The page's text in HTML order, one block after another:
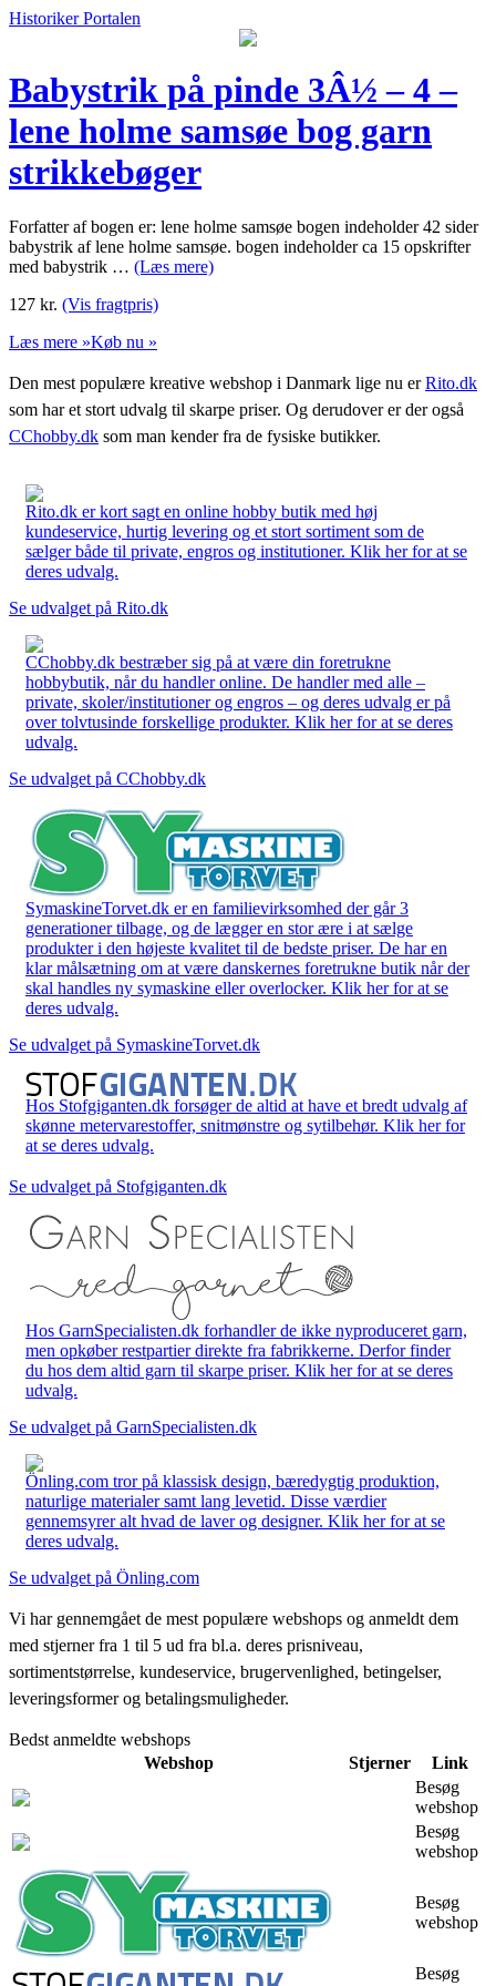
Historiker Portalen
Babystrik på pinde 3Â½ – 4 –
lene holme samsøe bog garn
strikkebøger
Forfatter af bogen er: lene holme samsøe bogen indeholder 42 sider
babystrik af lene holme samsøe. bogen indeholder ca 15 opskrifter
med babystrik … (Læs mere)
127 kr. (Vis fragtpris)
Læs mere »Køb nu »
Den mest populære kreative webshop i Danmark lige nu erRito.dk
som har et stort udvalg til skarpe priser. Og derudover er der også
CChobby.dk som man kender fra de fysiske butikker.
Rito.dk er kort sagt en online hobby butik med høj
kundeservice, hurtig levering og et stort sortiment som de
sælger både til private, engros og institutioner. Klik her for at se
deres udvalg.
Se udvalget på Rito.dk
CChobby.dk bestræber sig på at være din foretrukne
hobbybutik, når du handler online. De handler med alle –
private, skoler/institutioner og engros – og deres udvalg er på
over tolvtusinde forskellige produkter. Klik her for at se deres
udvalg.
Se udvalget på CChobby.dk
SymaskineTorvet.dk er en familievirksomhed der går 3
generationer tilbage, og de lægger en stor ære i at sælge
produkter i den højeste kvalitet til de bedste priser. De har en
klar målsætning om at være danskernes foretrukne butik når der
skal handles ny symaskine eller overlocker. Klik her for at se
deres udvalg.
Se udvalget på SymaskineTorvet.dk
Hos Stofgiganten.dk forsøger de altid at have et bredt udvalg af
skønne metervarestoffer, snitmønstre og sytilbehør. Klik her for
at se deres udvalg.
Se udvalget på Stofgiganten.dk
Hos GarnSpecialisten.dk forhandler de ikke nyproduceret garn,
men opkøber restpartier direkte fra fabrikkerne. Derfor finder
du hos dem altid garn til skarpe priser. Klik her for at se deres
udvalg.
Se udvalget på GarnSpecialisten.dk
Önling.com tror på klassisk design, bæredygtig produktion,
naturlige materialer samt lang levetid. Disse værdier
gennemsyrer alt hvad de laver og designer. Klik her for at se
deres udvalg.
Se udvalget på Önling.com
Vi har gennemgået de mest populære webshops og anmeldt dem
med stjerner fra 1 til 5 ud fra bl.a. deres prisniveau,
sortimentstørrelse, kundeservice, brugervenlighed, betingelser,
leveringsformer og betalingsmuligheder.
Bedst anmeldte webshops
Webshop
Stjerner
Link
Besøg
webshop
Besøg
webshop
Besøg
webshop
Besøg